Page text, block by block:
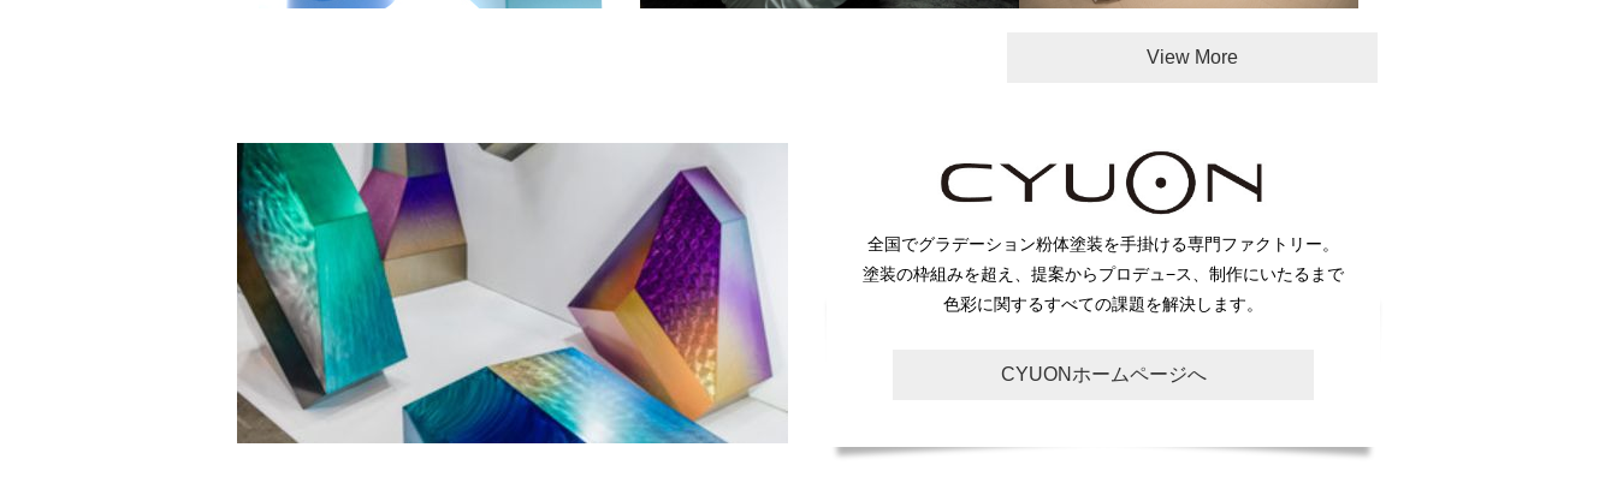
View More
全国でグラデーション粉体塗装を手掛ける専門ファクトリー。
塗装の枠組みを超え、提案からプロデュ−ス、制作にいたるまで
色彩に関するすべての課題を解決します。
CYUONホームページへ